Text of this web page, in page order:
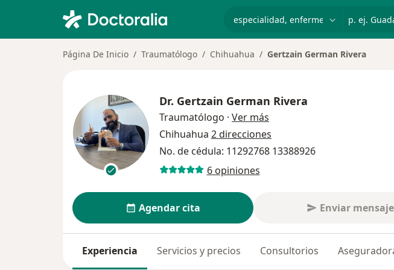
Página De Inicio Traumatólogo Chihuahua Gertzain German Rivera
Dr. Gertzain German Rivera
Traumatólogo · Ver más
Chihuahua 2 direcciones
No. de cédula: 11292768 13388926
6 opiniones
Agendar cita Enviar mensaje
Experiencia Servicios y precios Consultorios